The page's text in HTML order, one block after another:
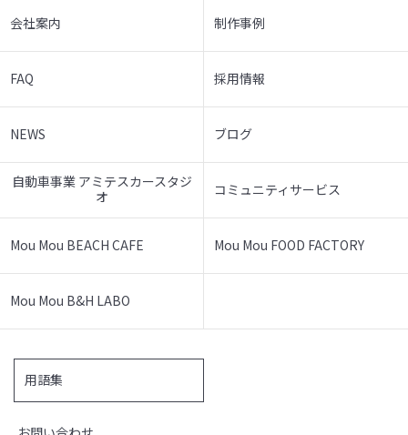
会社案内 制作事例
FAQ 採用情報
NEWS ブログ
自動車事業 アミテスカースタジ
オ
コミュニティサービス
Mou Mou BEACH CAFE Mou Mou FOOD FACTORY
Mou Mou B&H LABO
用語集